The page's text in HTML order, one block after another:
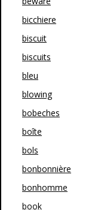
bicchiere
biscuit
biscuits
bleu
blowing
bobeches
boîte
bols
bonbonnière
bonhomme
book